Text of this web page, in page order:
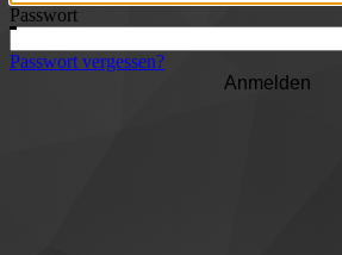
Passwort
Passwort vergessen?
Anmelden